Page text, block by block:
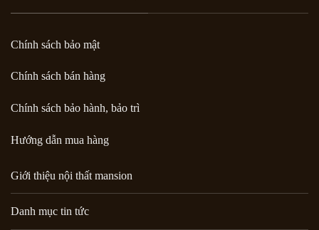
Chính sách bảo mật
Chính sách bán hàng
Chính sách bảo hành, bảo trì
Hướng dẫn mua hàng
Giới thiệu nội thất mansion
Danh mục tin tức